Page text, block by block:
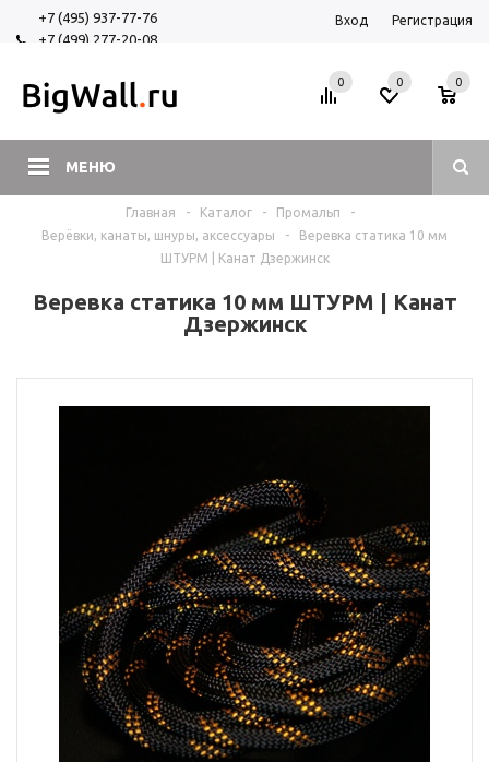
+7 (495) 937-77-76
+7 (499) 277-20-08
Вход Регистрация
МЕНЮ
0 0
0
Главная - Каталог - Промальп
-
Верёвки, канаты, шнуры, аксессуары
-
Веревка статика 10 мм
ШТУРМ | Канат Дзержинск
Веревка статика 10 мм ШТУРМ | Канат
Дзержинск